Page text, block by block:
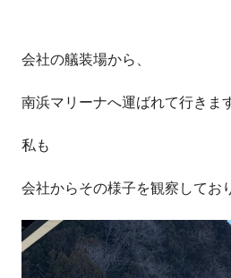
会社の艤装場から、
南浜マリーナへ運ばれて行きま
私も
会社からその様子を観察してお